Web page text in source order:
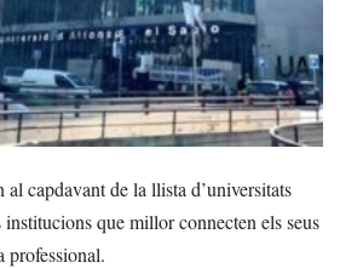
capdavant de la llista d’universitats
que millor connecten els seus
professional.